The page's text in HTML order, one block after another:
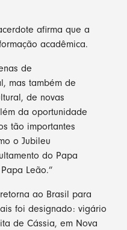
afirma que a
acadêmica.
de
mas também de
de novas
da oportunidade
tão importantes
o Jubileu
do Papa
Leão.”
ao Brasil para
foi designado: vigário
de Cássia, em Nova